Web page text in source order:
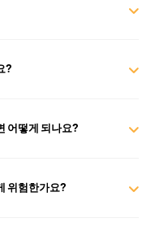
?
어떻게 되나요?
위험한가요?